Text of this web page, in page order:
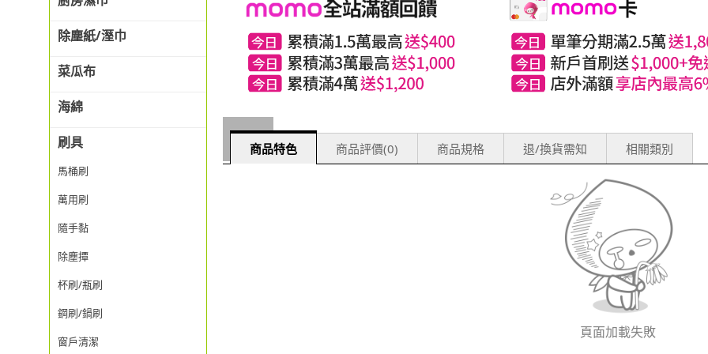
除塵紙/溼巾
菜瓜布
海綿
刷具
馬桶刷
萬用刷
隨手黏
除塵撢
杯刷/瓶刷
鋼刷/鍋刷
窗戶清潔
商品特色 商品評價(0) 商品規格 退/換貨需知 相關類別
頁面加載失敗